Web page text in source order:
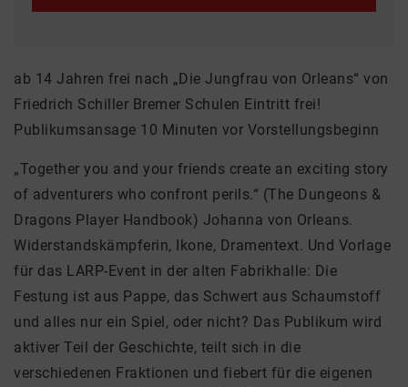
ab 14 Jahren frei nach „Die Jungfrau von Orleans“ von
Friedrich Schiller Bremer Schulen Eintritt frei!
Publikumsansage 10 Minuten vor Vorstellungsbeginn
„Together you and your friends create an exciting story
of adventurers who confront perils.“ (The Dungeons &
Dragons Player Handbook) Johanna von Orleans.
Widerstandskämpferin, Ikone, Dramentext. Und Vorlage
für das LARP-Event in der alten Fabrikhalle: Die
Festung ist aus Pappe, das Schwert aus Schaumstoff
und alles nur ein Spiel, oder nicht? Das Publikum wird
aktiver Teil der Geschichte, teilt sich in die
verschiedenen Fraktionen und fiebert für die eigenen